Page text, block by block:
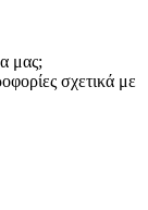
μας;
σχετικά με